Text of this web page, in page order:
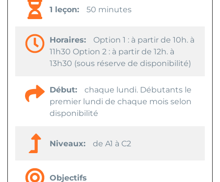
1 leçon: 50 minutes
Horaires:
Option 1 : à partir de 10h. à
11h30 Option 2 : à partir de 12h. à
13h30 (sous réserve de disponibilité)
Début:
chaque lundi. Débutants le
premier lundi de chaque mois selon
disponibilité
Niveaux: de A1 à C2
Objectifs